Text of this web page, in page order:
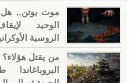
موت بوتن.. هل
الوحيد
الروسية
من يقتل